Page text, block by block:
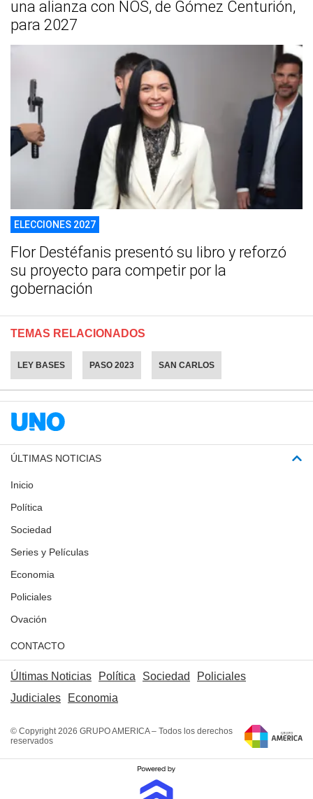
una alianza con NOS, de Gómez Centurión,
para 2027
ELECCIONES 2027
Flor Destéfanis presentó su libro y reforzó
su proyecto para competir por la
gobernación
TEMAS RELACIONADOS
LEY BASES PASO 2023 SAN CARLOS
ÚLTIMAS NOTICIAS
Inicio
Política
Sociedad
Series y Películas
Economia
Policiales
Ovación
CONTACTO
Últimas Noticias Política Sociedad
Policiales
Judiciales
Economia
© Copyright 2026 GRUPO AMERICA – Todos los derechos
reservados